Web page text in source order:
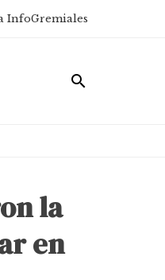
InfoGremiales
la
en